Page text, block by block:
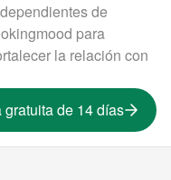
de
para
la relación con
de 14 días